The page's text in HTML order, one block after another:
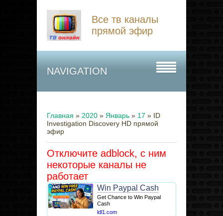
Все тв каналы
прямой эфир
NAVIGATION
Главная » 2020 » Январь » 17 » ID
Investigation Discovery HD прямой
эфир
Отключите adblock, с ним
некоторые каналы не
работает
Win Paypal Cash
Get Chance to Win Paypal
Cash
ldl1.com